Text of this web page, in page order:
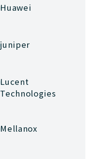
Huawei
juniper
Lucent
Technologies
Mellanox